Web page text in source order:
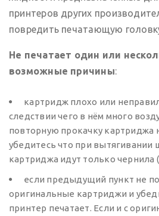
принтеров других
повредить печатающую
Не печатает один или
возможные причины:
картридж плохо или
следствии чего в нём много
повторную прокачку картриджа
убедитесь что при вытягивании
картриджа идут только чернила
если предыдущий пункт не
оригинальные картриджи и
принтер печатает. Если и с